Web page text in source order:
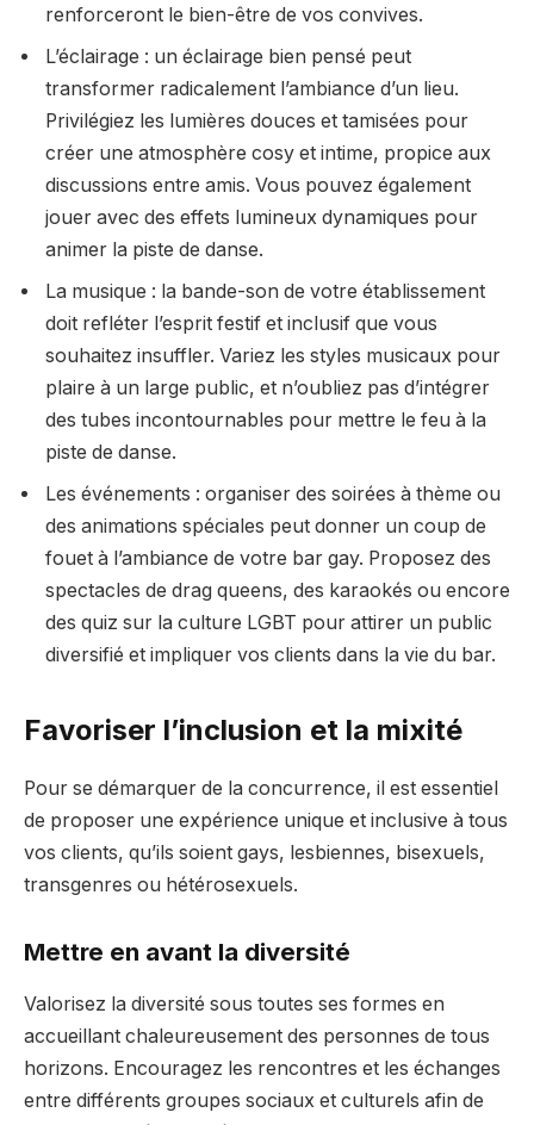
renforceront le bien-être de vos convives.
L’éclairage : un éclairage bien pensé peut
transformer radicalement l’ambiance d’un lieu.
Privilégiez les lumières douces et tamisées pour
créer une atmosphère cosy et intime, propice aux
discussions entre amis. Vous pouvez également
jouer avec des effets lumineux dynamiques pour
animer la piste de danse.
La musique : la bande-son de votre établissement
doit refléter l’esprit festif et inclusif que vous
souhaitez insuffler. Variez les styles musicaux pour
plaire à un large public, et n’oubliez pas d’intégrer
des tubes incontournables pour mettre le feu à la
piste de danse.
Les événements : organiser des soirées à thème ou
des animations spéciales peut donner un coup de
fouet à l’ambiance de votre bar gay. Proposez des
spectacles de drag queens, des karaokés ou encore
des quiz sur la culture LGBT pour attirer un public
diversifié et impliquer vos clients dans la vie du bar.
Favoriser l’inclusion et la mixité
Pour se démarquer de la concurrence, il est essentiel
de proposer une expérience unique et inclusive à tous
vos clients, qu’ils soient gays, lesbiennes, bisexuels,
transgenres ou hétérosexuels.
Mettre en avant la diversité
Valorisez la diversité sous toutes ses formes en
accueillant chaleureusement des personnes de tous
horizons. Encouragez les rencontres et les échanges
entre différents groupes sociaux et culturels afin de